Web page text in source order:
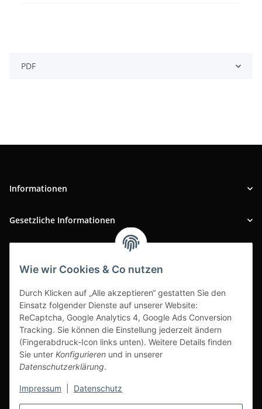
Wie wir Cookies & Co nutzen
Durch Klicken auf „Alle akzeptieren“ gestatten Sie den
Einsatz folgender Dienste auf unserer Website:
ReCaptcha, Google Analytics 4, Google Ads Conversion
Tracking. Sie können die Einstellung jederzeit ändern
(Fingerabdruck-Icon links unten). Weitere Details finden
Sie unter Konfigurieren und in unserer
Datenschutzerklärung.
Impressum Datenschutz
PDF
Informationen
Gesetzliche Informationen